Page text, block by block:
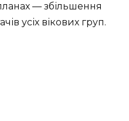
— збільшення
усіх вікових груп.